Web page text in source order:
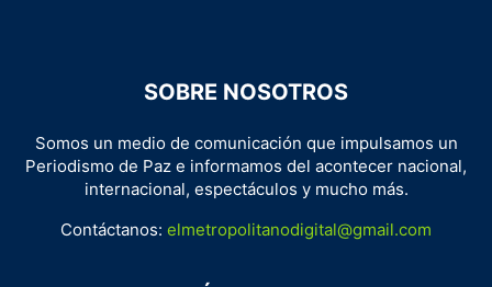
SOBRE NOSOTROS
Somos un medio de comunicación que impulsamos un
Periodismo de Paz e informamos del acontecer nacional,
internacional, espectáculos y mucho más.
Contáctanos: elmetropolitanodigital@gmail.com